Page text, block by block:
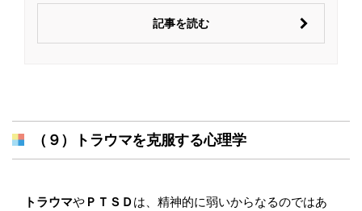
記事を読む
（９）トラウマを克服する心理学
トラウマや ＰＴＳＤは、精神的に弱いからなるのではあ